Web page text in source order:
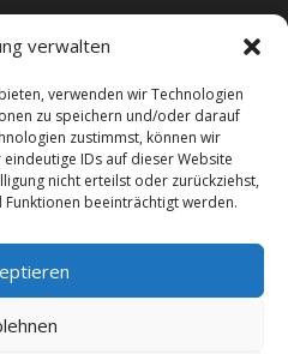
verwalten
verwenden wir Technologien
zu speichern und/oder darauf
zustimmst, können wir
IDs auf dieser Website
nicht erteilst oder zurückziehst,
beeinträchtigt werden.
Impressum
Forenregeln
Consulting AVO UG | Alle
Das Forum